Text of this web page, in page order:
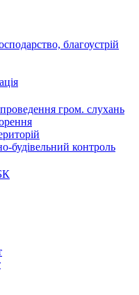
благоустрій
гром. слухань
будівельний контроль